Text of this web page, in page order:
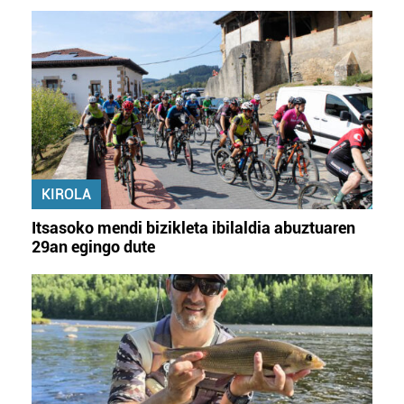
baliatzen gara. Ohar hau onartuz gero, teknologia hori
erabiltzeko baimen esplizitua ematen diguzu.Gehiago
irakurri
KIROLA
Itsasoko mendi bizikleta ibilaldia abuztuaren
29an egingo dute